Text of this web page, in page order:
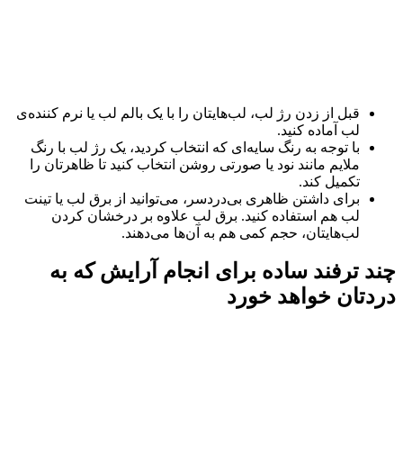
قبل از زدن رژ لب، لب‌هایتان را با یک بالم لب یا نرم کننده‌ی
لب آماده کنید.
با توجه به رنگ سایه‌ای که انتخاب کردید، یک رژ لب با رنگ
ملایم مانند نود یا صورتی روشن انتخاب کنید تا ظاهرتان را
تکمیل کند.
برای داشتن ظاهری بی‌دردسر، می‌توانید از برق لب یا تینت
لب هم استفاده کنید. برق لب علاوه بر درخشان کردن
لب‌هایتان، حجم کمی هم به آن‌ها می‌دهند.
چند ترفند ساده برای انجام آرایش که به
دردتان خواهد خورد